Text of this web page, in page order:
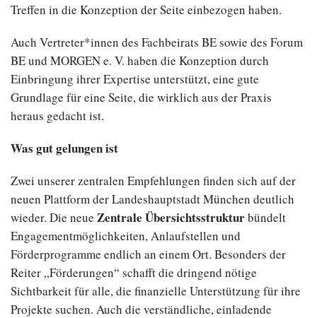
Treffen in die Konzeption der Seite einbezogen haben.
Auch Vertreter*innen des Fachbeirats BE sowie des Forum
BE und MORGEN e. V. haben die Konzeption durch
Einbringung ihrer Expertise unterstützt, eine gute
Grundlage für eine Seite, die wirklich aus der Praxis
heraus gedacht ist.
Was gut gelungen ist
Zwei unserer zentralen Empfehlungen finden sich auf der
neuen Plattform der Landeshauptstadt München deutlich
wieder. Die neue Zentrale Übersichtsstrukturbündelt
Engagementmöglichkeiten, Anlaufstellen und
Förderprogramme endlich an einem Ort. Besonders der
Reiter „Förderungen“ schafft die dringend nötige
Sichtbarkeit für alle, die finanzielle Unterstützung für ihre
Projekte suchen. Auch die verständliche, einladende